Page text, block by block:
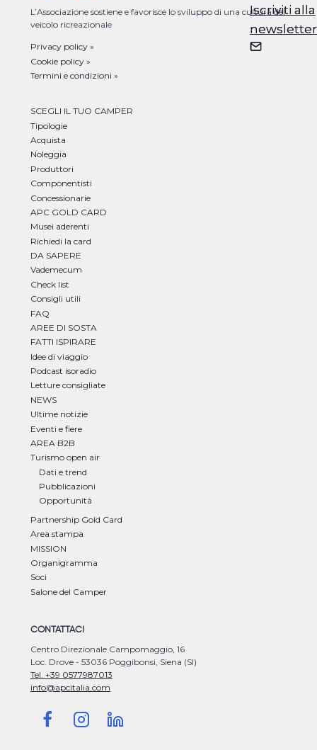
Iscriviti alla
newsletter
L’Associazione sostiene e favorisce lo sviluppo di una cultura del
veicolo ricreazionale
Privacy policy »
Cookie policy »
Termini e condizioni »
SCEGLI IL TUO CAMPER
Tipologie
Acquista
Noleggia
Produttori
Componentisti
Concessionarie
APC GOLD CARD
Musei aderenti
Richiedi la card
DA SAPERE
Vademecum
Check list
Consigli utili
FAQ
AREE DI SOSTA
FATTI ISPIRARE
Idee di viaggio
Podcast isoradio
Letture consigliate
NEWS
Ultime notizie
Eventi e fiere
AREA B2B
Turismo open air
Dati e trend
Pubblicazioni
Opportunità
Partnership Gold Card
Area stampa
MISSION
Organigramma
Soci
Salone del Camper
CONTATTACI
Centro Direzionale Campomaggio, 16
Loc. Drove - 53036 Poggibonsi, Siena (SI)
Tel. +39 0577987013
info@apcitalia.com
Iscriviti alla
newsletter